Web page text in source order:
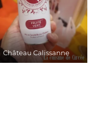
Château Calissanne